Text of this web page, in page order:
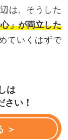
は、そうした
」が両立した
ていくはずで
は
い！
＞